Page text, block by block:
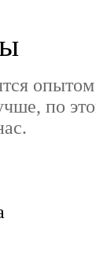
опытом
по